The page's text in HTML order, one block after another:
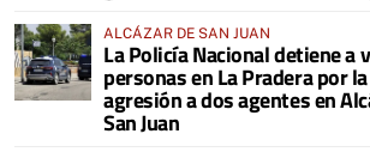
ALCÁZAR DE SAN JUAN
La Policía Nacional detiene a
personas en La Pradera por la
agresión a dos agentes en
San Juan